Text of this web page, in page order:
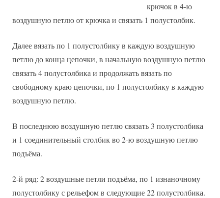
крючок в 4-ю
воздушную петлю от крючка и связать 1 полустолбик.
Далее вязать по 1 полустолбику в каждую воздушную
петлю до конца цепочки, в начальную воздушную петлю
связать 4 полустолбика и продолжать вязать по
свободному краю цепочки, по 1 полустолбику в каждую
воздушную петлю.
В последнюю воздушную петлю связать 3 полустолбика
и 1 соединительный столбик во 2-ю воздушную петлю
подъёма.
2-й ряд: 2 воздушные петли подъёма, по 1 изнаночному
полустолбику с рельефом в следующие 22 полустолбика.